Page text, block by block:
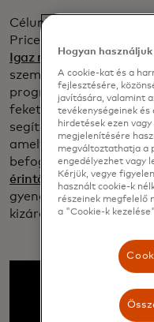
Célunk kiterjesztése.
Priceless
Igaz név kártyáktól
személy valódi
programmal a
fekete női vállalkozók
segítéséig, olyan
amelyek a haladást, a
befogadást
érintőkártyát , amely
gyengénlátóknak,
kizárólag érintéssel.
Hogyan
A cookie-kat és a
fejlesztésére,
javítására, valamint
tevékenységeinek
hirdetések ezen
megjelenítésére
megváltoztathatja a
engedélyezhet vagy
Kérjük, vegye
használt cookie-k
részeinek megfelelő
a "Cookie-k